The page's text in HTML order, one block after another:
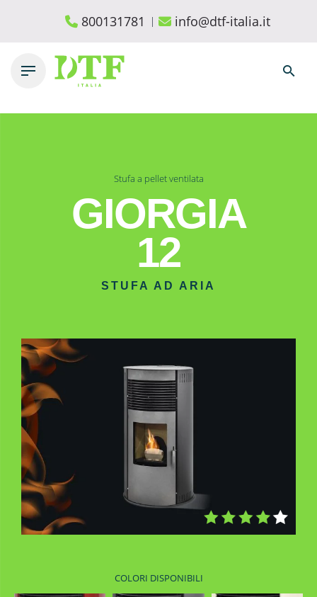
800131781 info@dtf-italia.it
Stufa a pellet ventilata
GIORGIA
12
STUFA AD ARIA
COLORI DISPONIBILI